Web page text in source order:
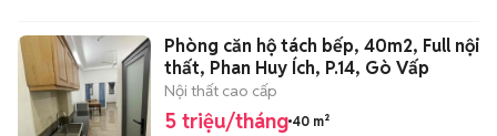
Phòng căn hộ tách bếp, 40m2, Full nội
thất, Phan Huy Ích, P.14, Gò Vấp
Nội thất cao cấp
5 triệu/tháng 40 m²